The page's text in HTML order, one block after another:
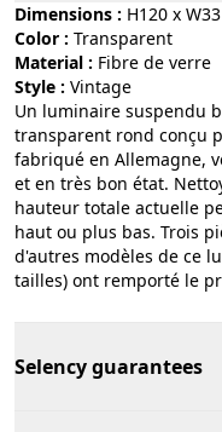
Dimensions : H120 x
Color :
transparent
Material :
fibre de verre
Style :
vintage
Un luminaire suspendu
transparent rond conçu
fabriqué en Allemagne,
et en très bon état.
hauteur totale actuelle
haut ou plus bas. Trois
d'autres modèles de ce
tailles) ont remporté le
Selency guarantees